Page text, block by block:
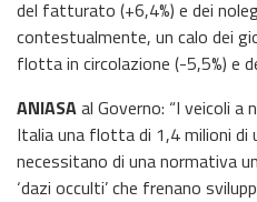
del fatturato (+6,4%) e dei
contestualmente, un calo dei
flotta in circolazione (-5,5%) e
ANIASAal Governo: “I veicoli a
Italia una flotta di 1,4 milioni di
necessitano di una normativa
‘dazi occulti’ che frenano